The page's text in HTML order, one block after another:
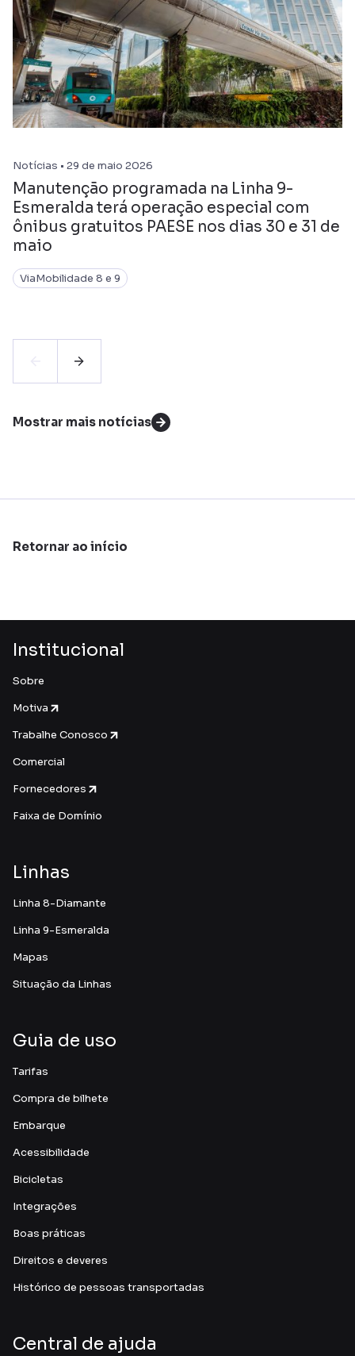
Notícias • 29 de maio 2026
Manutenção programada na Linha 9-
Esmeralda terá operação especial com
ônibus gratuitos PAESE nos dias 30 e 31 de
maio
ViaMobilidade 8 e 9
Mostrar mais notícias
Retornar ao início
Institucional
Sobre
Motiva
Trabalhe Conosco
Comercial
Fornecedores
Faixa de Domínio
Linhas
Linha 8-Diamante
Linha 9-Esmeralda
Mapas
Situação da Linhas
Guia de uso
Tarifas
Compra de bilhete
Embarque
Acessibilidade
Bicicletas
Integrações
Boas práticas
Direitos e deveres
Histórico de pessoas transportadas
Central de ajuda